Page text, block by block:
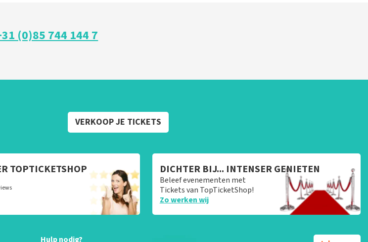
(0)85 744 144 7
VERKOOP JE TICKETS
TOPTICKETSHOP DICHTER BIJ... INTENSER GENIETEN
Beleef evenementen met
Tickets van TopTicketShop!
Zo werken wij
Hulp nodig?